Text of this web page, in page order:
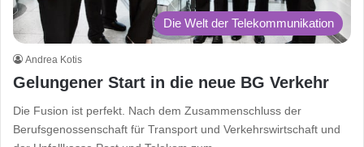
Die Welt der Telekommunikation
Andrea Kotis
Gelungener Start in die neue BG Verkehr
Die Fusion ist perfekt. Nach dem Zusammenschluss der
Berufsgenossenschaft für Transport und Verkehrswirtschaft und